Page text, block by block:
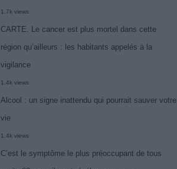
1.7k views
CARTE. Le cancer est plus mortel dans cette
région qu’ailleurs : les habitants appelés à la
vigilance
1.4k views
Alcool : un signe inattendu qui pourrait sauver votre
vie
1.4k views
C’est le symptôme le plus préoccupant de tous